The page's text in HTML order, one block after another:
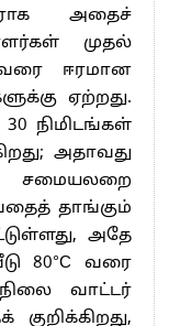
அதைச்
முதல்
ஈரமான
ஏற்றது.
30 நிமிடங்கள்
அதாவது
சமையலறை
தாங்கும்
அதே
80°C வரை
வாட்டர்